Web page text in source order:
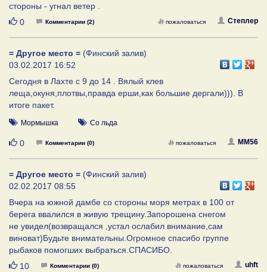
стороны - угнал ветер .
Нравится
0 Комментарии (2) Степлер
пожаловаться
= Другое место = (Финский залив)
03.02.2017 16:52
Сегодня в Лахте с 9 до 14 . Вялый клев
леща,окуня,плотвы,правда ерши,как большие дергали))). В
итоге пакет.
Мормышка Со льда
Нравится
0 Комментарии (0) MM56
пожаловаться
= Другое место = (Финский залив)
02.02.2017 08:55
Вчера на южной дамбе со стороны моря метрах в 100 от
берега ввалился в живую трещину.Запорошена снегом
не увидел(возвращался ,устал ослабил внимание,сам
виноват)Будьте внимательны.Огромное спасибо группе
рыбаков помогших выбраться.СПАСИБО.
Нравится
10 Комментарии (0) uhft
пожаловаться